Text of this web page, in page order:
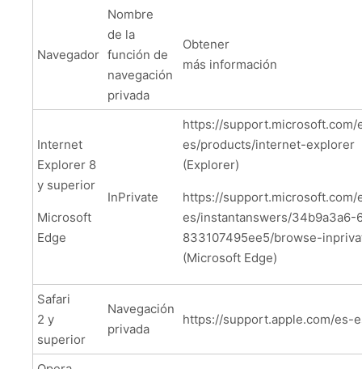
Navegador
Nombre
de la
función de
navegación
privada
Obtener
más información
Internet
Explorer 8
y superior
Microsoft
Edge
InPrivate
https://support.microsoft.com/
es/products/internet-explorer
(Explorer)
https://support.microsoft.com/
es/instantanswers/34b9a3a6-
833107495ee5/browse-
(Microsoft Edge)
Safari
2 y
superior
Navegación
privada
https://support.apple.com/es-